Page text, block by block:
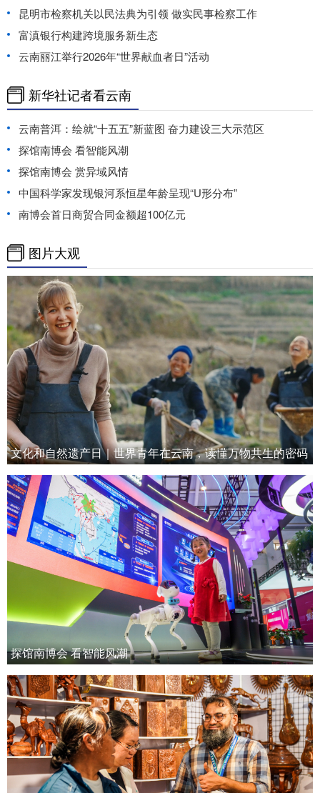
昆明市检察机关以民法典为引领 做实民事检察工作
富滇银行构建跨境服务新生态
云南丽江举行2026年“世界献血者日”活动
新华社记者看云南
云南普洱：绘就“十五五”新蓝图 奋力建设三大示范区
探馆南博会 看智能风潮
探馆南博会 赏异域风情
中国科学家发现银河系恒星年龄呈现“U形分布”
南博会首日商贸合同金额超100亿元
图片大观
文化和自然遗产日｜世界青年在云南，读懂万物共生的密码
探馆南博会 看智能风潮